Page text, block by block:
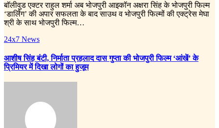
बॉलीवुड एक्टर राहुल शर्मा अब भोजपुरी आइकॉन अक्षरा सिंह के भोजपुरी फिल्म
‘डार्लिंग’ की अपार सफलता के बाद साउथ व भोजपुरी फिल्मों की एक्ट्रेस मेघा
श्री के साथ भोजपुरी फिल्म…
24x7 News
आशीष सिंह बंटी, निर्माता प्रहलाद दास गुप्ता की भोजपुरी फिल्म ‘आंखें’ के
प्रिमियर में दिखा लोगों का हुजूम